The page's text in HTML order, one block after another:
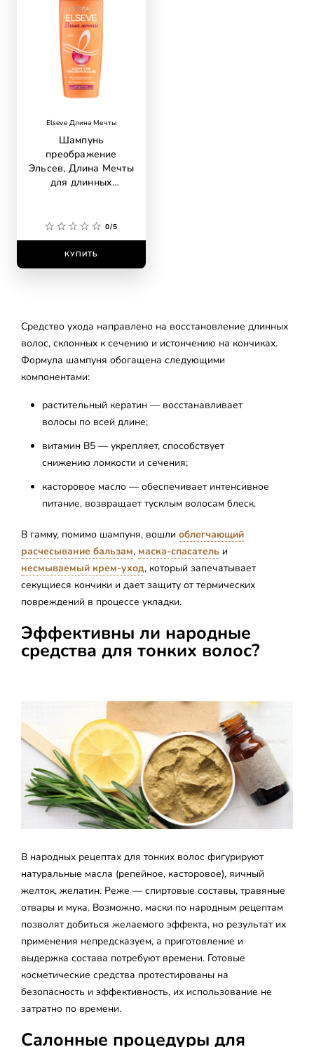
Elseve Длина Мечты
Шампунь
преображение
Эльсев, Длина Мечты
для длинных
0/5
КУПИТЬ
Средство ухода направлено на восстановление длинных
волос, склонных к сечению и истончению на кончиках.
Формула шампуня обогащена следующими
компонентами:
растительный кератин — восстанавливает
волосы по всей длине;
витамин B5 — укрепляет, способствует
снижению ломкости и сечения;
касторовое масло — обеспечивает интенсивное
питание, возвращает тусклым волосам блеск.
В гамму, помимо шампуня, вошли облегчающий
расчесывание бальзам, маска-спасатель и
несмываемый крем-уход, который запечатывает
секущиеся кончики и дает защиту от термических
повреждений в процессе укладки.
Эффективны ли народные
средства для тонких волос?
В народных рецептах для тонких волос фигурируют
натуральные масла (репейное, касторовое), яичный
желток, желатин. Реже — спиртовые составы, травяные
отвары и мука. Возможно, маски по народным рецептам
позволят добиться желаемого эффекта, но результат их
применения непредсказуем, а приготовление и
выдержка состава потребуют времени. Готовые
косметические средства протестированы на
безопасность и эффективность, их использование не
затратно по времени.
Салонные процедуры для